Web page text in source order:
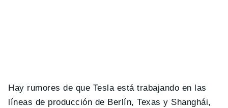
Hay rumores de que Tesla está trabajando en las
líneas de producción de Berlín, Texas y Shanghái,